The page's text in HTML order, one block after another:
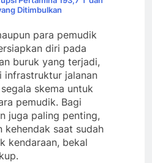
Ditimbulkan
para pemudik
diri pada
buruk yang terjadi,
infrastruktur jalanan
skema untuk
pemudik. Bagi
juga paling penting,
kehendak saat sudah
kendaraan, bekal